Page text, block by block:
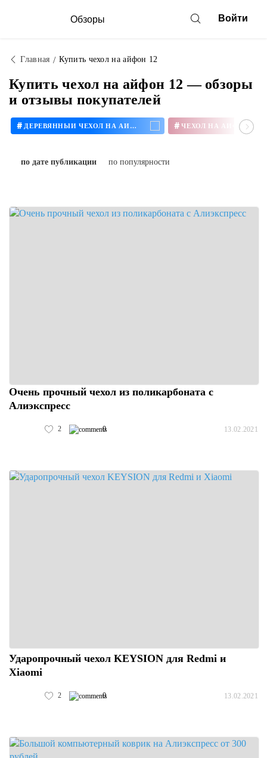
Обзоры Войти
Главная Купить чехол на айфон 12
Купить чехол на айфон 12 — обзоры
и отзывы покупателей
# ДЕРЕВЯННЫЙ ЧЕХОЛ НА АЙФОН # ЧЕХОЛ НА АЙФОН 11
по дате публикации по популярности
Очень прочный чехол из поликарбоната с
Алиэкспресс
2 0 13.02.2021
Ударопрочный чехол KEYSION для Redmi и
Xiaomi
2 0 13.02.2021